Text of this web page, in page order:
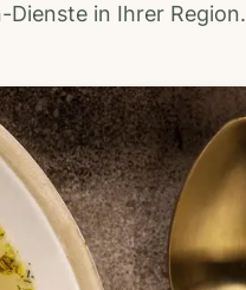
Dienste in Ihrer Region.